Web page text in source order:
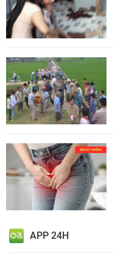
APP 24H